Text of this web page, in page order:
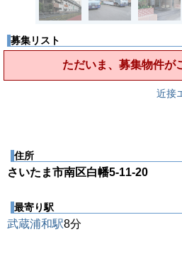
募集リスト
ただいま、募集物件が
近接
住所
さいたま市南区白幡5-11-20
最寄り駅
武蔵浦和駅8分